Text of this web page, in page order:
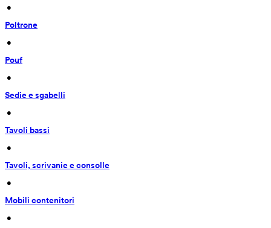
•
Poltrone
•
Pouf
•
Sedie e sgabelli
•
Tavoli bassi
•
Tavoli, scrivanie e consolle
•
Mobili contenitori
•